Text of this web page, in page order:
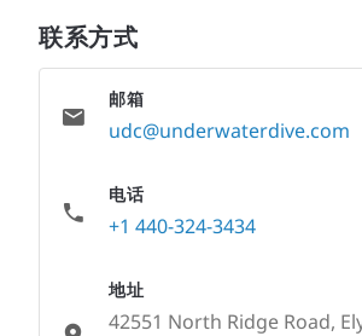
联系方式
邮箱
udc@underwaterdive.com
电话
+1 440-324-3434
地址
42551 North Ridge Road,